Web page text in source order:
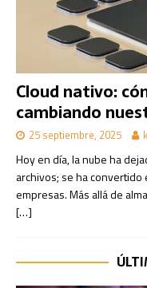
Cloud nativo:
cambiando
25 septiembre, 2025
Hoy en día, la nube ha
archivos; se ha convertido
empresas. Más allá de
[…]